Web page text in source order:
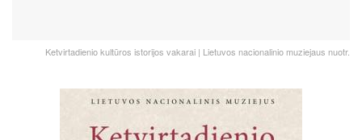
Ketvirtadienio kultūros istorijos vakarai | Lietuvos nacionalinio muziejaus nuotr.